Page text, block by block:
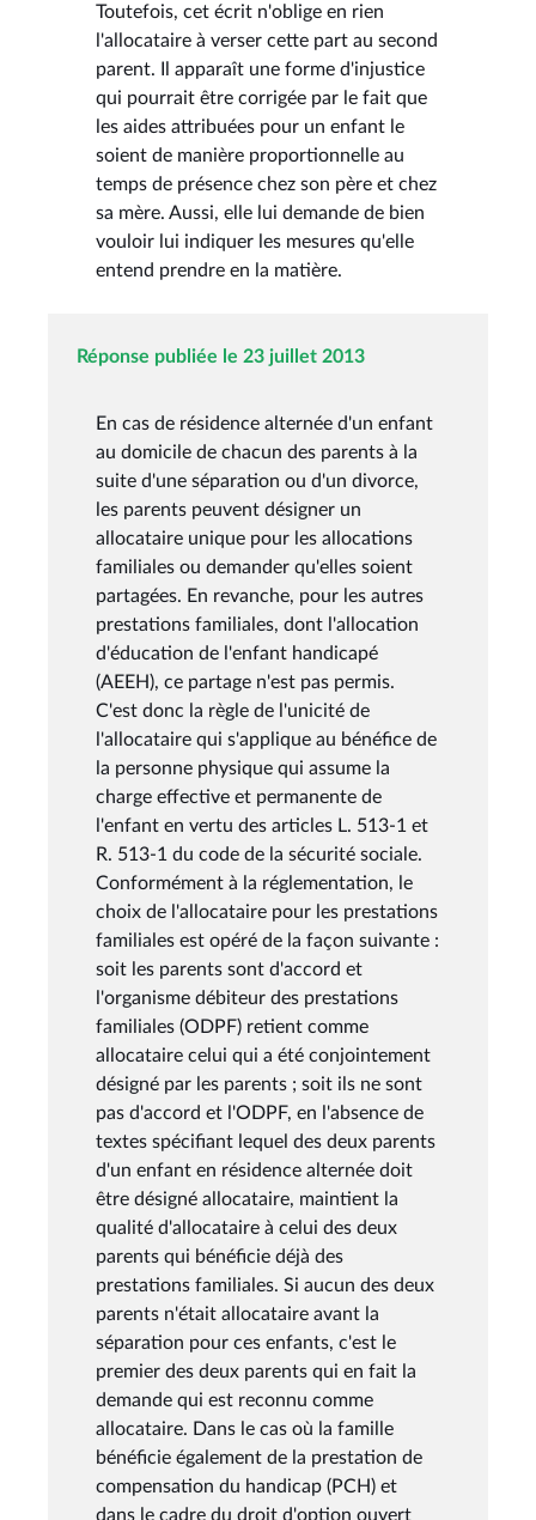
Toutefois, cet écrit n'oblige en rien
l'allocataire à verser cette part au second
parent. Il apparaît une forme d'injustice
qui pourrait être corrigée par le fait que
les aides attribuées pour un enfant le
soient de manière proportionnelle au
temps de présence chez son père et chez
sa mère. Aussi, elle lui demande de bien
vouloir lui indiquer les mesures qu'elle
entend prendre en la matière.
Réponse publiée le 23 juillet 2013
En cas de résidence alternée d'un enfant
au domicile de chacun des parents à la
suite d'une séparation ou d'un divorce,
les parents peuvent désigner un
allocataire unique pour les allocations
familiales ou demander qu'elles soient
partagées. En revanche, pour les autres
prestations familiales, dont l'allocation
d'éducation de l'enfant handicapé
(AEEH), ce partage n'est pas permis.
C'est donc la règle de l'unicité de
l'allocataire qui s'applique au bénéfice de
la personne physique qui assume la
charge effective et permanente de
l'enfant en vertu des articles L. 513-1 et
R. 513-1 du code de la sécurité sociale.
Conformément à la réglementation, le
choix de l'allocataire pour les prestations
familiales est opéré de la façon suivante :
soit les parents sont d'accord et
l'organisme débiteur des prestations
familiales (ODPF) retient comme
allocataire celui qui a été conjointement
désigné par les parents ; soit ils ne sont
pas d'accord et l'ODPF, en l'absence de
textes spécifiant lequel des deux parents
d'un enfant en résidence alternée doit
être désigné allocataire, maintient la
qualité d'allocataire à celui des deux
parents qui bénéficie déjà des
prestations familiales. Si aucun des deux
parents n'était allocataire avant la
séparation pour ces enfants, c'est le
premier des deux parents qui en fait la
demande qui est reconnu comme
allocataire. Dans le cas où la famille
bénéficie également de la prestation de
compensation du handicap (PCH) et
dans le cadre du droit d'option ouvert